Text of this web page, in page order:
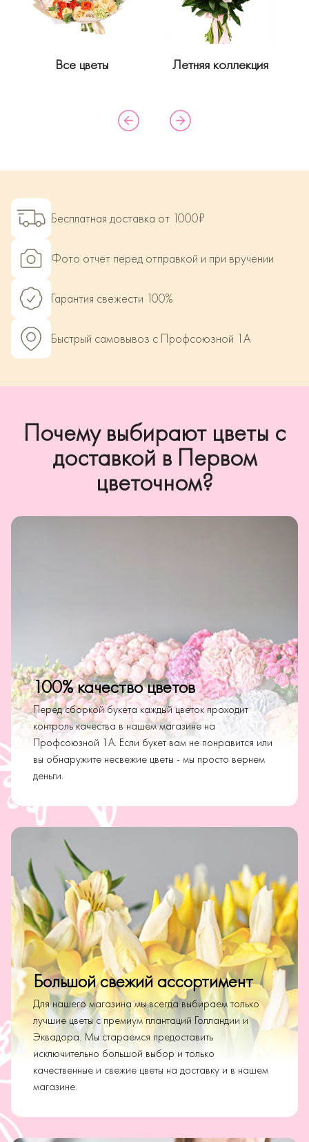
Все цветы Летняя коллекция
Бесплатная доставка от 1000₽
Фото отчет перед отправкой и при вручении
Гарантия свежести 100%
Быстрый самовывоз с Профсоюзной 1А
Почему выбирают цветы с
доставкой в Первом
цветочном?
100% качество цветов
Перед сборкой букета каждый цветок проходит
контроль качества в нашем магазине на
Профсоюзной 1А. Если букет вам не понравится или
вы обнаружите несвежие цветы - мы просто вернем
деньги.
Большой свежий ассортимент
Для нашего магазина мы всегда выбираем только
лучшие цветы с премиум плантаций Голландии и
Эквадора. Мы стараемся предоставить
исключительно большой выбор и только
качественные и свежие цветы на доставку и в нашем
магазине.